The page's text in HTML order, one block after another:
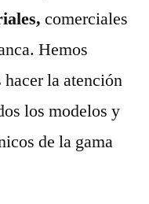
comerciales
Hemos
la atención
los modelos y
de la gama